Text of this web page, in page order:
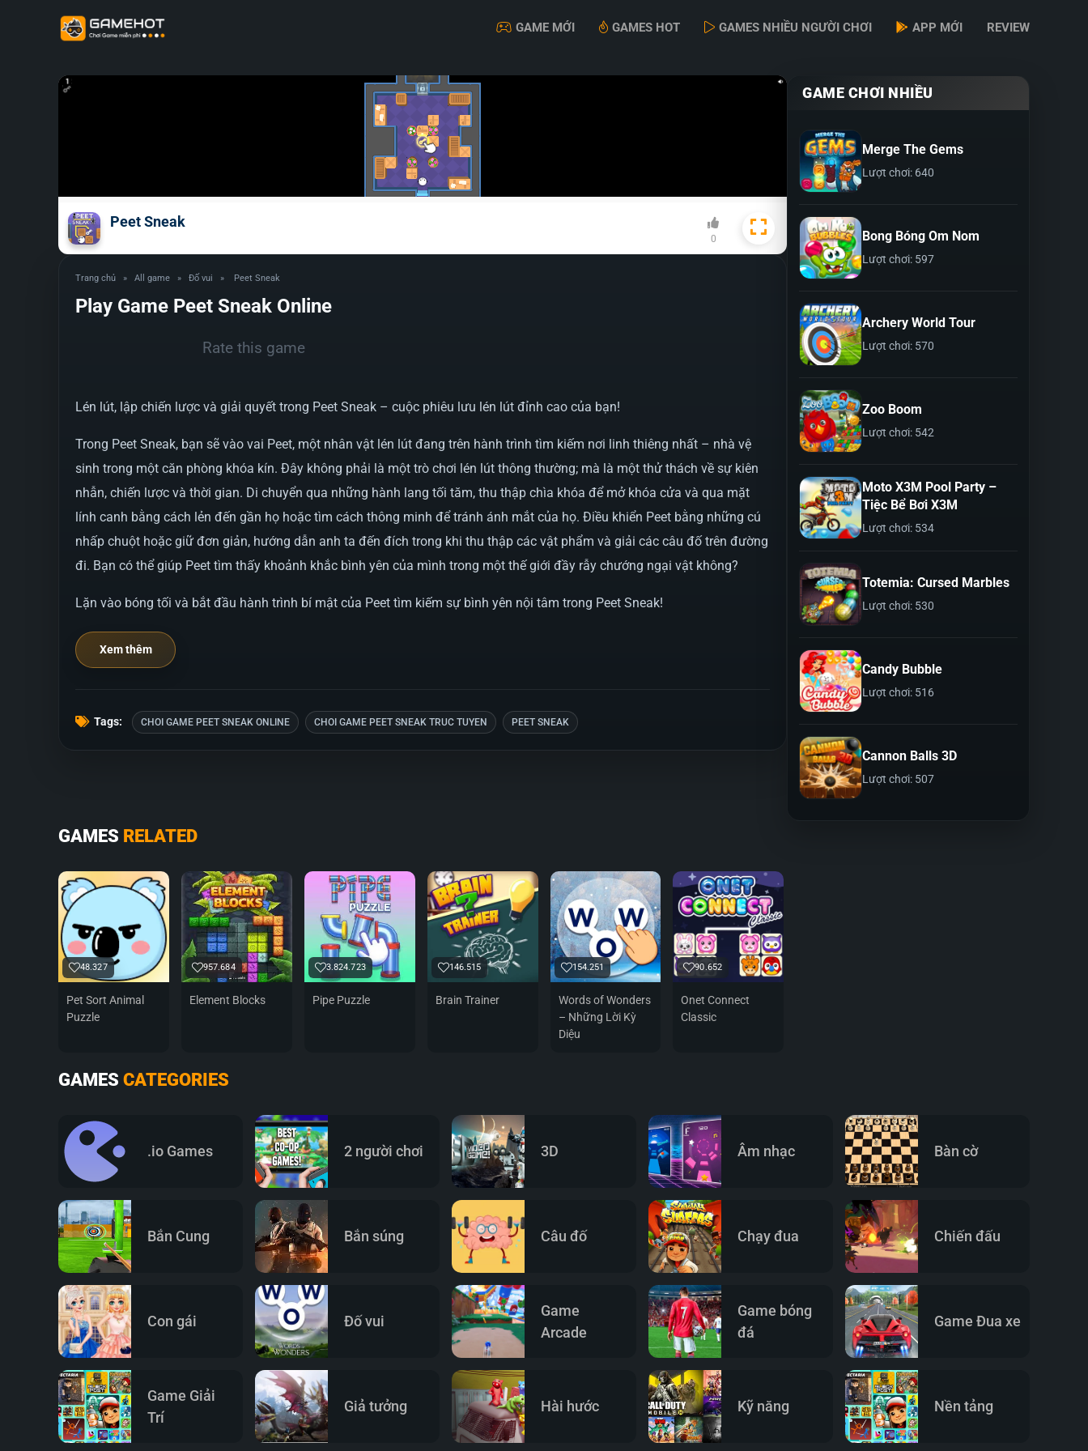
GAME MỚI GAMES HOT GAMES NHIỀU NGƯỜI CHƠI APP MỚI REVIEW
Peet Sneak
0
Trang chủ » All game » Đố vui » Peet Sneak
Play Game Peet Sneak Online
Rate this game
Lén lút, lập chiến lược và giải quyết trong Peet Sneak – cuộc phiêu lưu lén lút đỉnh cao của bạn!
Trong Peet Sneak, bạn sẽ vào vai Peet, một nhân vật lén lút đang trên hành trình tìm kiếm nơi linh thiêng nhất – nhà vệ
sinh trong một căn phòng khóa kín. Đây không phải là một trò chơi lén lút thông thường; mà là một thử thách về sự kiên
nhẫn, chiến lược và thời gian. Di chuyển qua những hành lang tối tăm, thu thập chìa khóa để mở khóa cửa và qua mặt
lính canh bằng cách lẻn đến gần họ hoặc tìm cách thông minh để tránh ánh mắt của họ. Điều khiển Peet bằng những cú
nhấp chuột hoặc giữ đơn giản, hướng dẫn anh ta đến đích trong khi thu thập các vật phẩm và giải các câu đố trên đường
đi. Bạn có thể giúp Peet tìm thấy khoảnh khắc bình yên của mình trong một thế giới đầy rẫy chướng ngại vật không?
Lặn vào bóng tối và bắt đầu hành trình bí mật của Peet tìm kiếm sự bình yên nội tâm trong Peet Sneak!
Xem thêm
Tags: CHOI GAME PEET SNEAK ONLINE CHOI GAME PEET SNEAK TRUC TUYEN PEET SNEAK
GAME CHƠI NHIỀU
Merge The Gems
Lượt chơi: 640
Bong Bóng Om Nom
Lượt chơi: 597
Archery World Tour
Lượt chơi: 570
Zoo Boom
Lượt chơi: 542
Moto X3M Pool Party –
Tiệc Bể Bơi X3M
Lượt chơi: 534
Totemia: Cursed Marbles
Lượt chơi: 530
Candy Bubble
Lượt chơi: 516
Cannon Balls 3D
Lượt chơi: 507
GAMES RELATED
48.327
Pet Sort Animal
Puzzle
957.684
Element Blocks
3.824.723
Pipe Puzzle
146.515
Brain Trainer
154.251
Words of Wonders
– Những Lời Kỳ
Diệu
90.652
Onet Connect
Classic
GAMES CATEGORIES
.io Games 2 người chơi 3D Âm nhạc Bàn cờ
Bắn Cung Bắn súng Câu đố Chạy đua Chiến đấu
Con gái Đố vui
Game
Arcade
Game bóng
đá
Game Đua xe
Game Giải
Trí
Giả tưởng Hài hước Kỹ năng Nền tảng